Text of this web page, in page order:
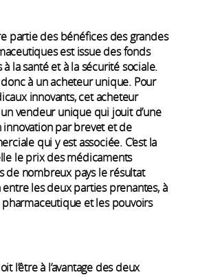
partie des bénéfices des grandes
est issue des fonds
la santé et à la sécurité sociale.
donc à un acheteur unique. Pour
innovants, cet acheteur
vendeur unique qui jouit d’une
par brevet et de
qui y est associée. C’est la
le prix des médicaments
de nombreux pays le résultat
entre les deux parties prenantes, à
pharmaceutique et les pouvoirs
l’être à l’avantage des deux